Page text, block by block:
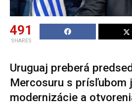
491
SHARES
Uruguaj preberá
Mercosuru s prísľubom
modernizácie a